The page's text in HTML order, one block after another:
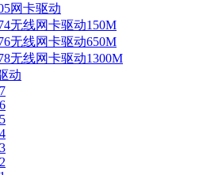
网卡驱动
无线网卡驱动150M
无线网卡驱动650M
无线网卡驱动1300M
动